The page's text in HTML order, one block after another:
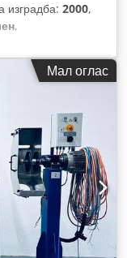
изградба: 2000,
,
Мал оглас